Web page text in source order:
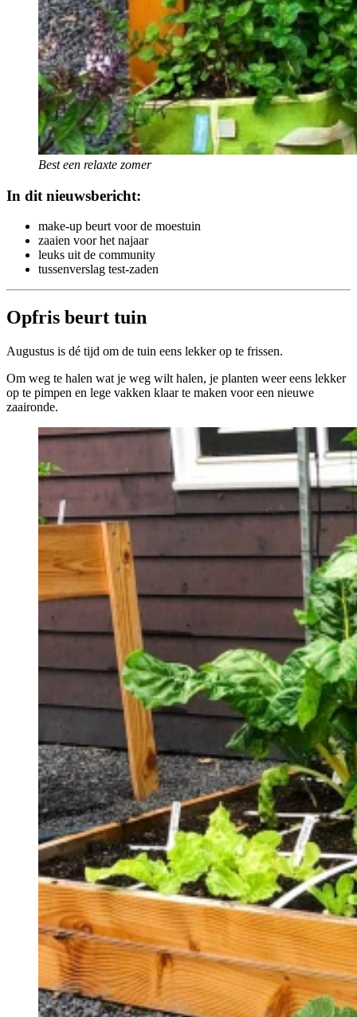
Best een relaxte zomer
In dit nieuwsbericht:
make-up beurt voor de moestuin
zaaien voor het najaar
leuks uit de community
tussenverslag test-zaden
Opfris beurt tuin
Augustus is dé tijd om de tuin eens lekker op te frissen.
Om weg te halen wat je weg wilt halen, je planten weer eens lekker
op te pimpen en lege vakken klaar te maken voor een nieuwe
zaaironde.